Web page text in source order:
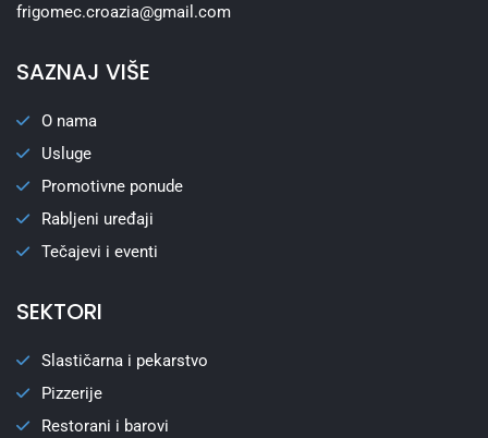
frigomec.croazia@gmail.com
SAZNAJ VIŠE
O nama
Usluge
Promotivne ponude
Rabljeni uređaji
Tečajevi i eventi
SEKTORI
Slastičarna i pekarstvo
Pizzerije
Restorani i barovi